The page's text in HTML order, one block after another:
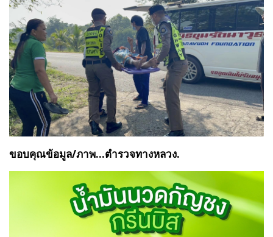
ขอบคุณข้อมูล/ภาพ...ตำรวจทางหลวง.